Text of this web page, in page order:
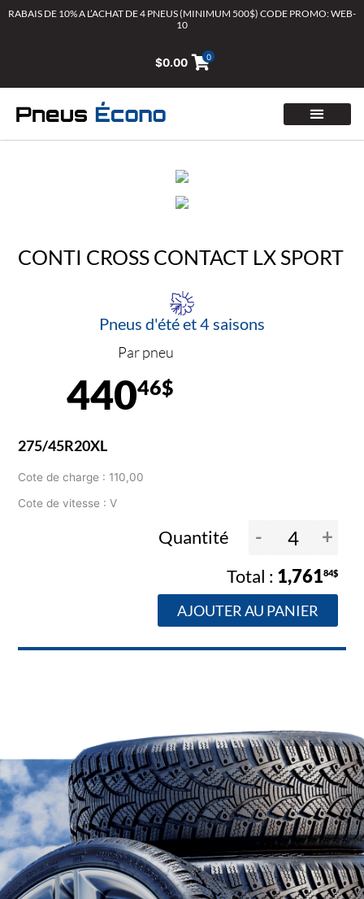
AllerRABAIS DE 10% A L’ACHAT DE 4 PNEUS (MINIMUM 500$) CODE PROMO: WEB-
10
$0.00 0
CONTI CROSS CONTACT LX SPORT
Pneus d'été et 4 saisons
Par pneu
44046$
275/45R20XL
Cote de charge : 110,00
Cote de vitesse : V
Quantité - +
1,76184$
AJOUTER AU PANIER